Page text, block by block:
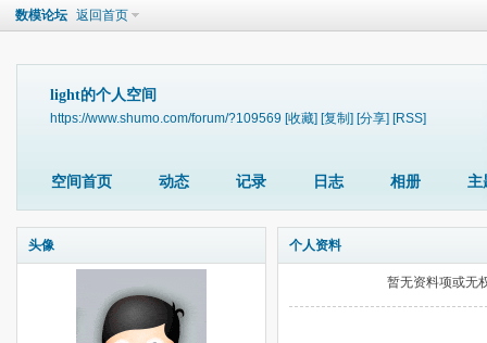
数模论坛 返回首页
light的个人空间
https://www.shumo.com/forum/?109569 [收藏] [复制] [分享] [RSS]
空间首页 动态 记录 日志 相册 主
头像 个人资料
暂无资料项或无